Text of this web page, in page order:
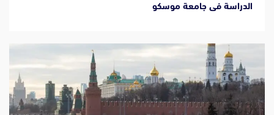
الدراسة فى جامعة موسكو